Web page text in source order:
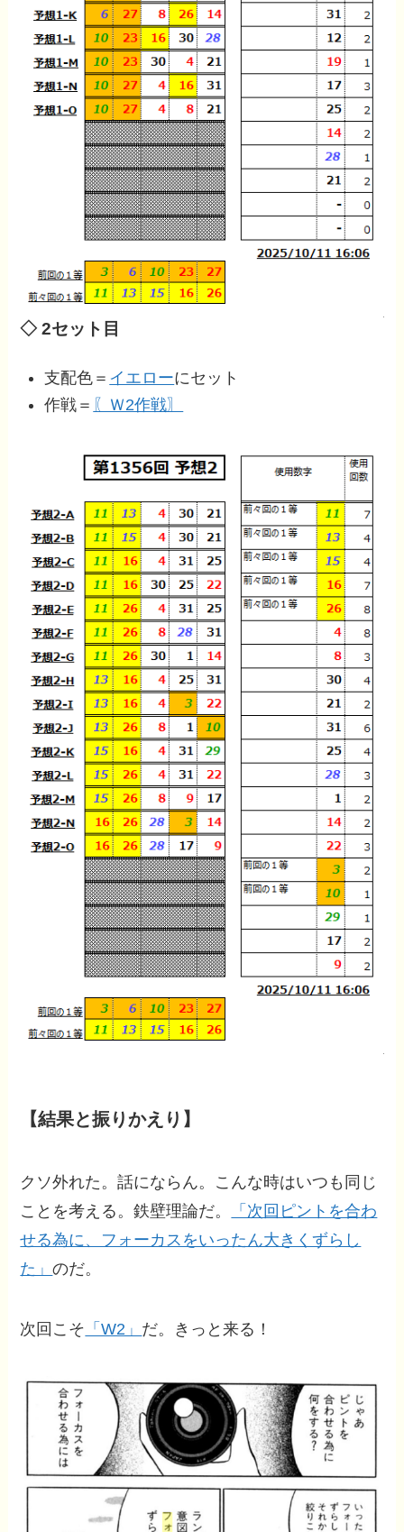
◇ 2セット目
支配色＝ イエローにセット
作戦＝ 〖Ｗ2作戦〗
【結果と振りかえり】
クソ外れた。話にならん。こんな時はいつも同じ
ことを考える。鉄壁理論だ。
「次回ピントを合わ
せる為に、フォーカスをいったん大きくずらし
た」のだ。
次回こそ 「W2」 だ。きっと来る！